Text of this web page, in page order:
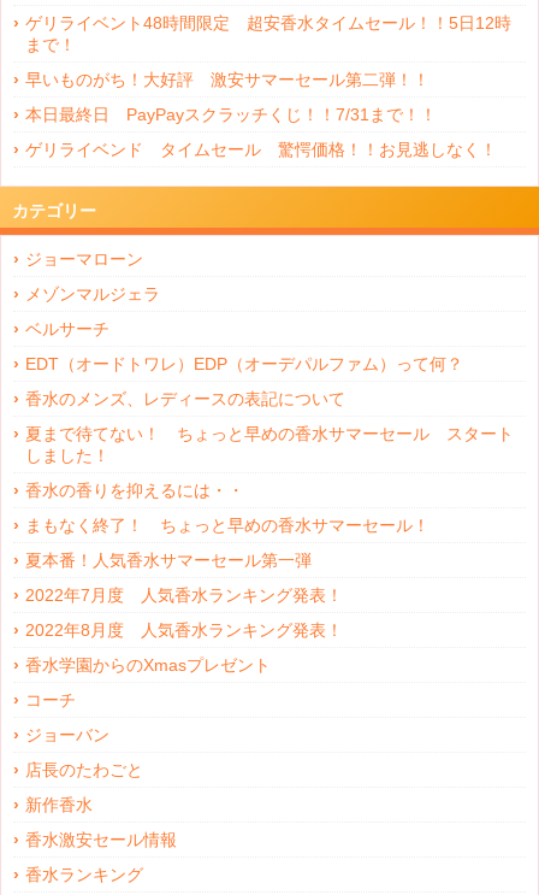
ゲリライベント48時間限定 超安香水タイムセール！！5日12時
まで！
早いものがち！大好評 激安サマーセール第二弾！！
本日最終日 PayPayスクラッチくじ！！7/31まで！！
ゲリライベンド タイムセール 驚愕価格！！お見逃しなく！
カテゴリー
ジョーマローン
メゾンマルジェラ
ベルサーチ
EDT（オードトワレ）EDP（オーデパルファム）って何？
香水のメンズ、レディースの表記について
夏まで待てない！ ちょっと早めの香水サマーセール スタート
しました！
香水の香りを抑えるには・・
まもなく終了！ ちょっと早めの香水サマーセール！
夏本番！人気香水サマーセール第一弾
2022年7月度 人気香水ランキング発表！
2022年8月度 人気香水ランキング発表！
香水学園からのXmasプレゼント
コーチ
ジョーバン
店長のたわごと
新作香水
香水激安セール情報
香水ランキング